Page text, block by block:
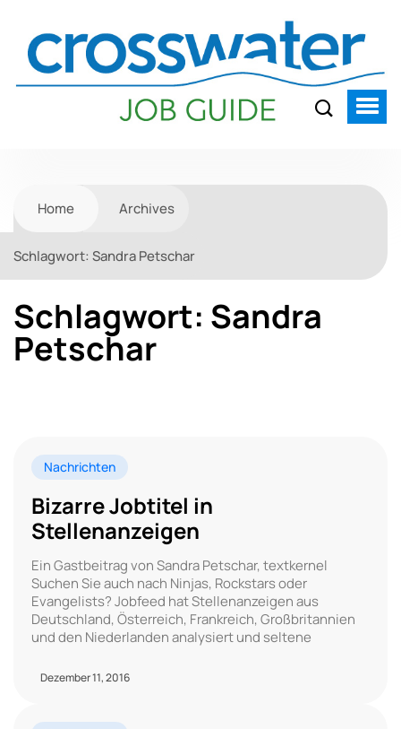
Home Archives
Schlagwort: Sandra Petschar
Schlagwort: Sandra
Petschar
Nachrichten
Bizarre Jobtitel in
Stellenanzeigen
Ein Gastbeitrag von Sandra Petschar, textkernel
Suchen Sie auch nach Ninjas, Rockstars oder
Evangelists? Jobfeed hat Stellenanzeigen aus
Deutschland, Österreich, Frankreich, Großbritannien
und den Niederlanden analysiert und seltene
Dezember 11, 2016